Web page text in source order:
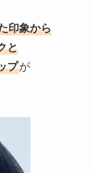
印象から
と
プが